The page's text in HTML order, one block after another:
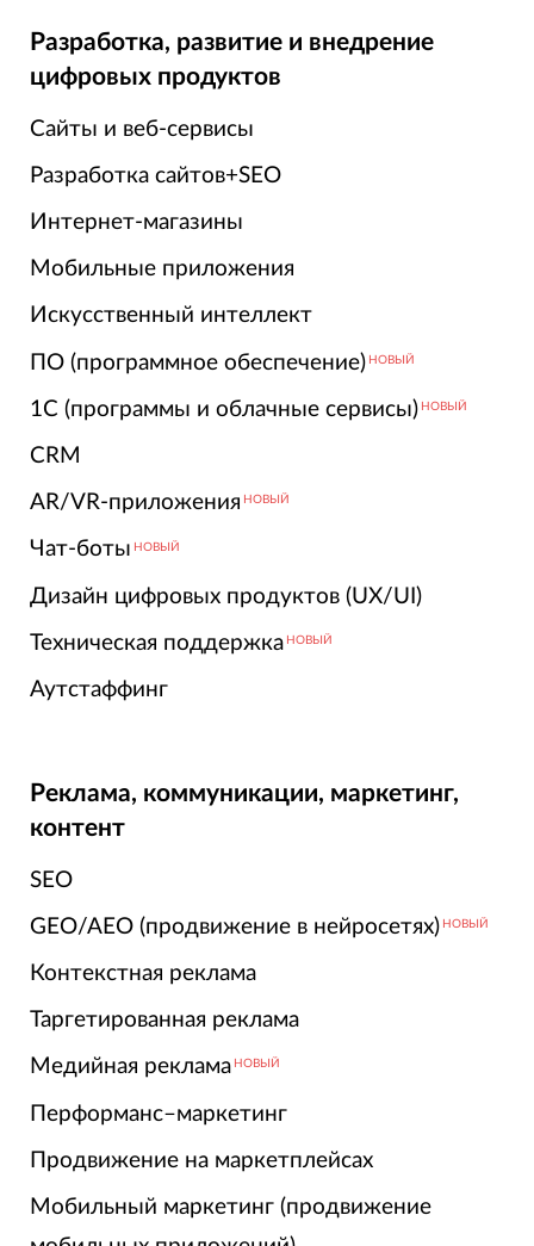
Разработка, развитие и внедрение
цифровых продуктов
Сайты и веб-сервисы
Разработка сайтов+SEO
Интернет-магазины
Мобильные приложения
Искусственный интеллект
ПО (программное обеспечение) НОВЫЙ
1С (программы и облачные сервисы) НОВЫЙ
CRM
AR/VR-приложения НОВЫЙ
Чат-боты НОВЫЙ
Дизайн цифровых продуктов (UX/UI)
Техническая поддержка НОВЫЙ
Аутстаффинг
Реклама, коммуникации, маркетинг,
контент
SEO
GEO/AEO (продвижение в нейросетях) НОВЫЙ
Контекстная реклама
Таргетированная реклама
Медийная реклама НОВЫЙ
Перформанс–маркетинг
Продвижение на маркетплейсах
Мобильный маркетинг (продвижение